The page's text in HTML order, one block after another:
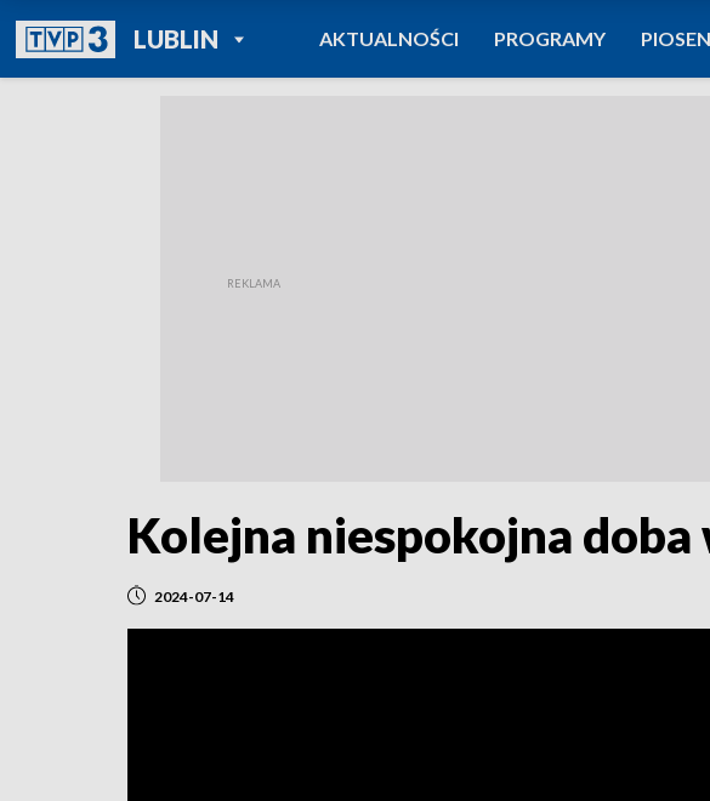
LUBLINPOWRÓT DO
TVP REGIONY
AKTUALNOŚCI PROGRAMY
Kolejna niespokojna doba
2024-07-14